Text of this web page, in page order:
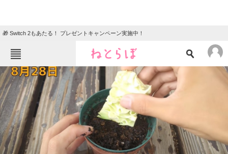
🎁 Switch 2もあたる！ プレゼントキャンペーン実施中！
ねとらぼメニュー
TOP ニュース
エンタメ クイズ
グルメ 地域
住まい 教育・育児